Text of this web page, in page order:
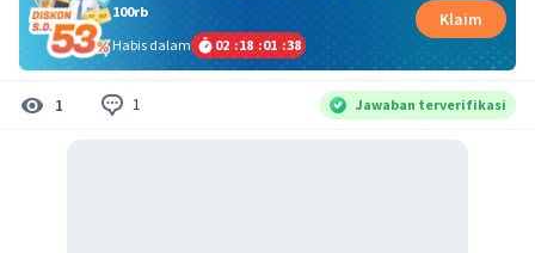
100rb
Habis dalam
02 :18 :01 :38
Klaim
1 1 Jawaban terverifikasi